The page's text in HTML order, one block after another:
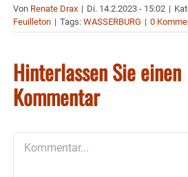
Von Renate Drax | Di. 14.2.2023 - 15:02 |
Feuilleton | Tags: WASSERBURG | 0
Hinterlassen Sie einen
Kommentar